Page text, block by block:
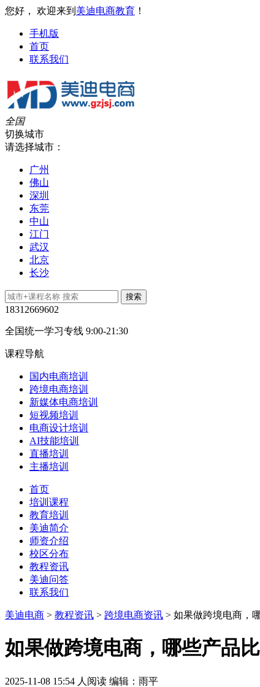
您好， 欢迎来到 美迪电商教育 ！
手机版
首页
联系我们
全国
切换城市
请选择城市：
广州
佛山
深圳
东莞
中山
江门
武汉
北京
长沙
18312669602
全国统一学习专线 9:00-21:30
课程导航
国内电商培训
跨境电商培训
新媒体电商培训
短视频培训
电商设计培训
AI技能培训
直播培训
主播培训
首页
培训课程
教育培训
美迪简介
师资介绍
校区分布
教程资讯
美迪问答
联系我们
美迪电商 > 教程资讯 > 跨境电商资讯 > 如果做跨境电商，
如果做跨境电商，哪些产品
2025-11-08 15:54 人阅读 编辑：雨平